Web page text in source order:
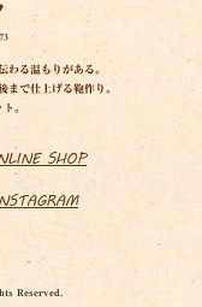
わる温もりがある。
まで仕上げる鞄作り。
。
SHOP
Reserved.